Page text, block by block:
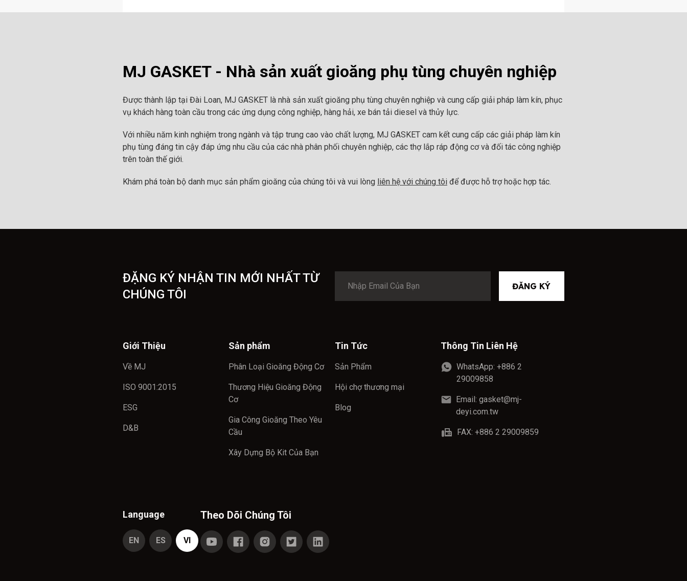
MJ GASKET - Nhà sản xuất gioăng phụ tùng chuyên nghiệp
Được thành lập tại Đài Loan, MJ GASKET là nhà sản xuất gioăng phụ tùng chuyên nghiệp và cung cấp giải pháp làm kín, phục
vụ khách hàng toàn cầu trong các ứng dụng công nghiệp, hàng hải, xe bán tải diesel và thủy lực.
Với nhiều năm kinh nghiệm trong ngành và tập trung cao vào chất lượng, MJ GASKET cam kết cung cấp các giải pháp làm kín
phụ tùng đáng tin cậy đáp ứng nhu cầu của các nhà phân phối chuyên nghiệp, các thợ lắp ráp động cơ và đối tác công nghiệp
trên toàn thế giới.
Khám phá toàn bộ danh mục sản phẩm gioăng của chúng tôi và vui lòng liên hệ với chúng tôi để được hỗ trợ hoặc hợp tác.
ĐẶNG KÝ NHẬN TIN MỚI NHẤT TỪ
CHÚNG TÔI
ĐĂNG KÝ
Giới Thiệu
Về MJ
ISO 9001:2015
ESG
D&B
Sản phẩm
Phân Loại Gioăng Động Cơ
Thương Hiệu Gioăng Động
Cơ
Gia Công Gioăng Theo Yêu
Cầu
Xây Dựng Bộ Kit Của Bạn
Tin Tức
Sản Phẩm
Hội chợ thương mại
Blog
Thông Tin Liên Hệ
WhatsApp: +886 2
29009858
Email: gasket@mj-
deyi.com.tw
FAX: +886 2 29009859
Language
EN ES VI
Theo Dõi Chúng Tôi